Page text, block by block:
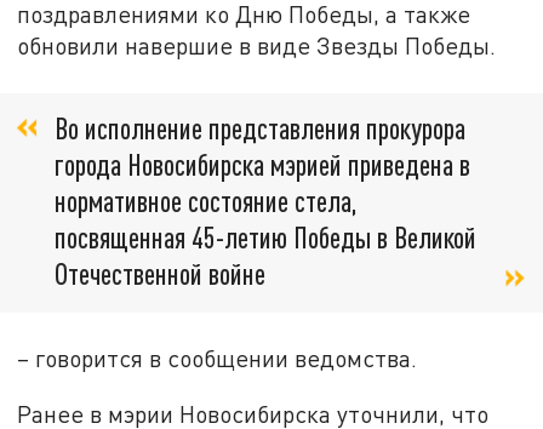
поздравлениями ко Дню Победы, а также
обновили навершие в виде Звезды Победы.
Во исполнение представления прокурора
города Новосибирска мэрией приведена в
нормативное состояние стела,
посвященная 45-летию Победы в Великой
Отечественной войне
– говорится в сообщении ведомства.
Ранее в мэрии Новосибирска уточнили, что